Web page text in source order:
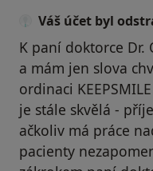
Váš účet byl
K paní doktorce
a mám jen slova
ordinaci
je stále skvělá -
ačkoliv má práce
pacienty